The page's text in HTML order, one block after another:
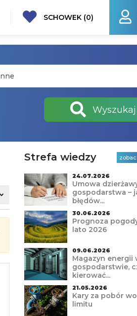
SCHOWEK (0)
Wyszukaj
Strefa wiedzy
24.07.2026
Umowa
gospodarstwa –
błędów...
30.06.2026
Prognoza
lato 2026
09.06.2026
Magazyn energii
gospodarstwie,
kierować...
21.05.2026
Kary za pobór
limitu